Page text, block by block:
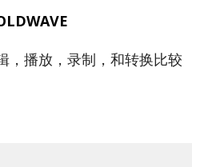
，播放，录制，和转换比较